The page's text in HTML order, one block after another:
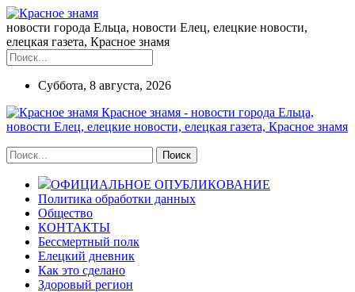
новости города Ельца, новости Елец, елецкие новости,
елецкая газета, Красное знамя
Суббота, 8 августа, 2026
Красное знамя - новости города Ельца,
новости Елец, елецкие новости, елецкая газета, Красное знамя
ОФИЦИАЛЬНОЕ ОПУБЛИКОВАНИЕ
Политика обработки данных
Общество
КОНТАКТЫ
Бессмертный полк
Елецкий дневник
Как это сделано
Здоровый регион